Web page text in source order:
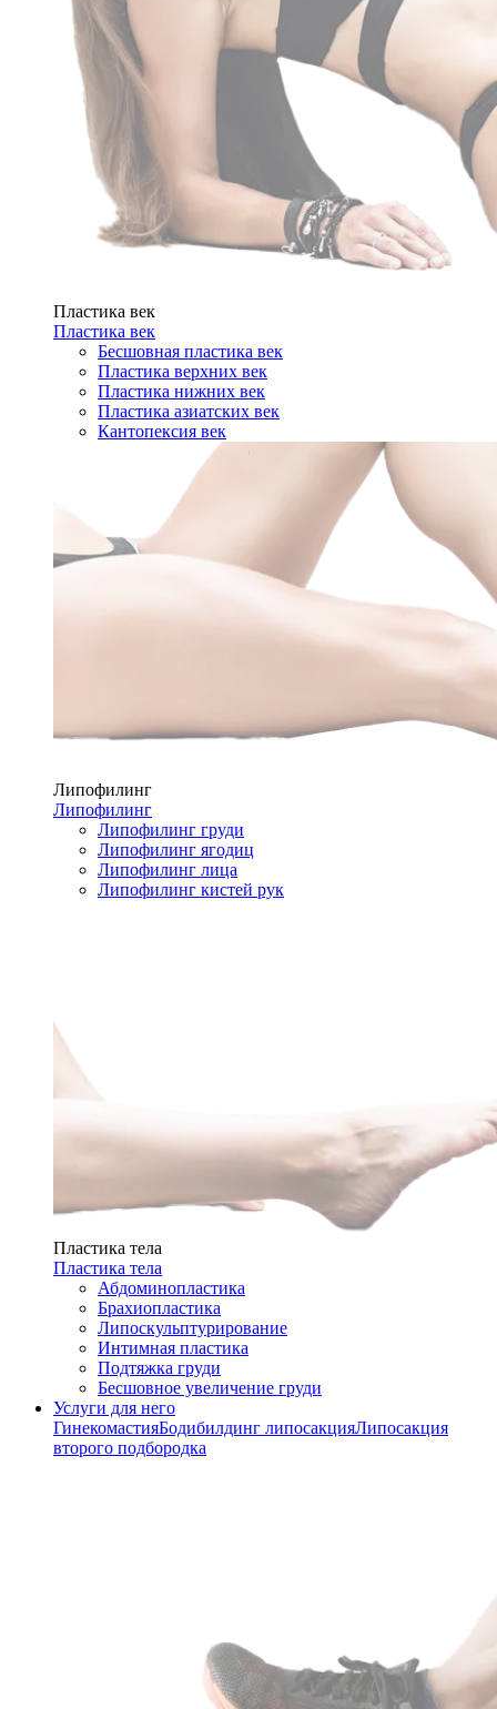
Пластика век
Пластика век
Бесшовная пластика век
Пластика верхних век
Пластика нижних век
Пластика азиатских век
Кантопексия век
Липофилинг
Липофилинг
Липофилинг груди
Липофилинг ягодиц
Липофилинг лица
Липофилинг кистей рук
Пластика тела
Пластика тела
Абдоминопластика
Брахиопластика
Липоскульптурирование
Интимная пластика
Подтяжка груди
Бесшовное увеличение груди
Услуги для него
ГинекомастияБодибилдинг липосакцияЛипосакция
второго подбородка